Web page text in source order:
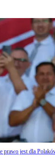
prawo jest dla